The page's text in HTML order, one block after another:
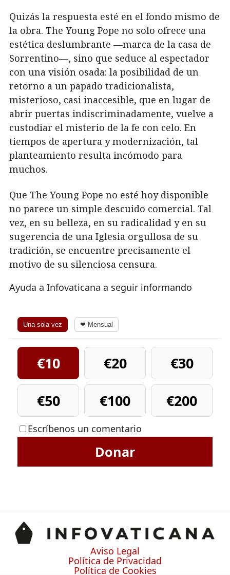
Quizás la respuesta esté en el fondo mismo de
la obra. The Young Pope no solo ofrece una
estética deslumbrante —marca de la casa de
Sorrentino—, sino que seduce al espectador
con una visión osada: la posibilidad de un
retorno a un papado tradicionalista,
misterioso, casi inaccesible, que en lugar de
abrir puertas indiscriminadamente, vuelve a
custodiar el misterio de la fe con celo. En
tiempos de apertura y modernización, tal
planteamiento resulta incómodo para
muchos.
Que The Young Pope no esté hoy disponible
no parece un simple descuido comercial. Tal
vez, en su belleza, en su radicalidad y en su
sugerencia de una Iglesia orgullosa de su
tradición, se encuentre precisamente el
motivo de su silenciosa censura.
Ayuda a Infovaticana a seguir informando
Una sola vez ❤ Mensual
€10 €20
€30
€50
€100 €200
Escríbenos un comentario
Donar
Aviso Legal
Política de Privacidad
Política de Cookies